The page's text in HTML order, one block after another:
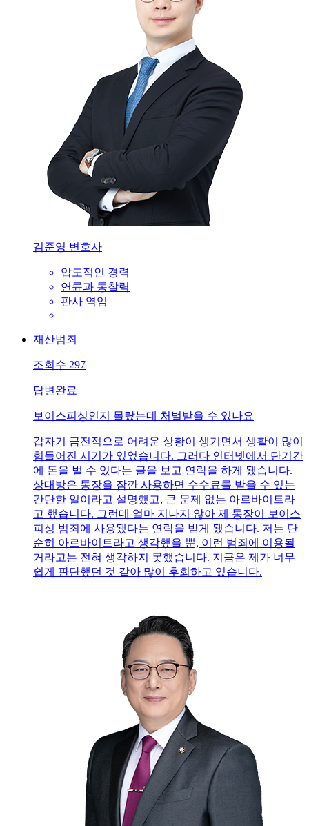
김준영 변호사
압도적인 경력
연륜과 통찰력
판사 역임
재산범죄
조회수 297
답변완료
보이스피싱인지 몰랐는데 처벌받을 수 있나요
갑자기 금전적으로 어려운 상황이 생기면서 생활이 많이
힘들어진 시기가 있었습니다. 그러다 인터넷에서 단기간
에 돈을 벌 수 있다는 글을 보고 연락을 하게 됐습니다.
상대방은 통장을 잠깐 사용하면 수수료를 받을 수 있는
간단한 일이라고 설명했고, 큰 문제 없는 아르바이트라
고 했습니다. 그런데 얼마 지나지 않아 제 통장이 보이스
피싱 범죄에 사용됐다는 연락을 받게 됐습니다. 저는 단
순히 아르바이트라고 생각했을 뿐, 이런 범죄에 이용될
거라고는 전혀 생각하지 못했습니다. 지금은 제가 너무
쉽게 판단했던 것 같아 많이 후회하고 있습니다.